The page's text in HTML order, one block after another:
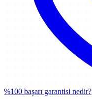
%100 başarı garantisi nedir?